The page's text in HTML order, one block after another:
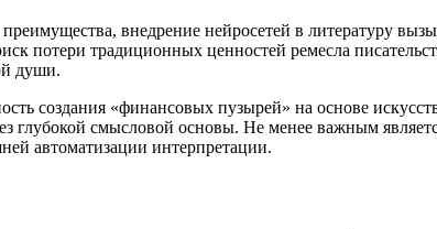
внедрение нейросетей в литературу
потери традиционных ценностей ремесла
души.
создания «финансовых пузырей» на основе
глубокой смысловой основы. Не менее важным
автоматизации интерпретации.